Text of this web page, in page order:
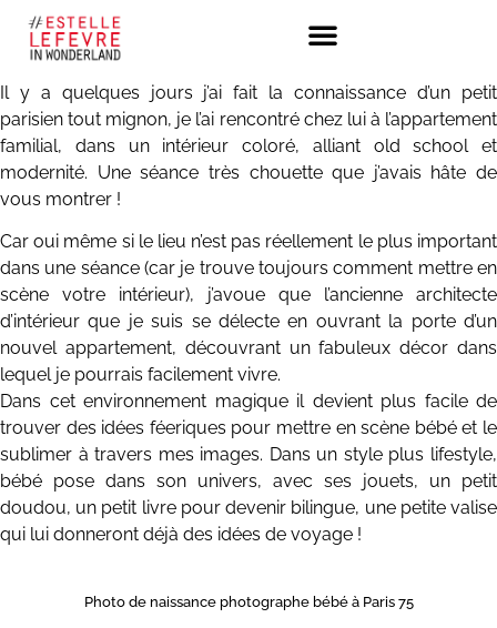
Il y a quelques jours j’ai fait la connaissance d’un petit
parisien tout mignon, je l’ai rencontré chez lui à l’appartement
familial, dans un intérieur coloré, alliant old school et
modernité. Une séance très chouette que j’avais hâte de
vous montrer !
Car oui même si le lieu n’est pas réellement le plus important
dans une séance (car je trouve toujours comment mettre en
scène votre intérieur), j’avoue que l’ancienne architecte
d’intérieur que je suis se délecte en ouvrant la porte d’un
nouvel appartement, découvrant un fabuleux décor dans
lequel je pourrais facilement vivre.
Dans cet environnement magique il devient plus facile de
trouver des idées féeriques pour mettre en scène bébé et le
sublimer à travers mes images. Dans un style plus lifestyle,
bébé pose dans son univers, avec ses jouets, un petit
doudou, un petit livre pour devenir bilingue, une petite valise
qui lui donneront déjà des idées de voyage !
Photo de naissance photographe bébé à Paris 75